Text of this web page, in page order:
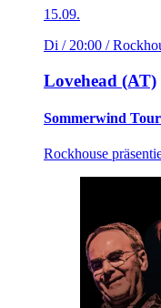
15.09.
Di / 20:00 /
Lovehead (AT)
Sommerwind
Rockhouse